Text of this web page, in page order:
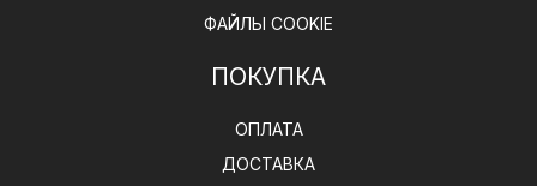
ФАЙЛЫ COOKIE
ПОКУПКА
ОПЛАТА
ДОСТАВКА